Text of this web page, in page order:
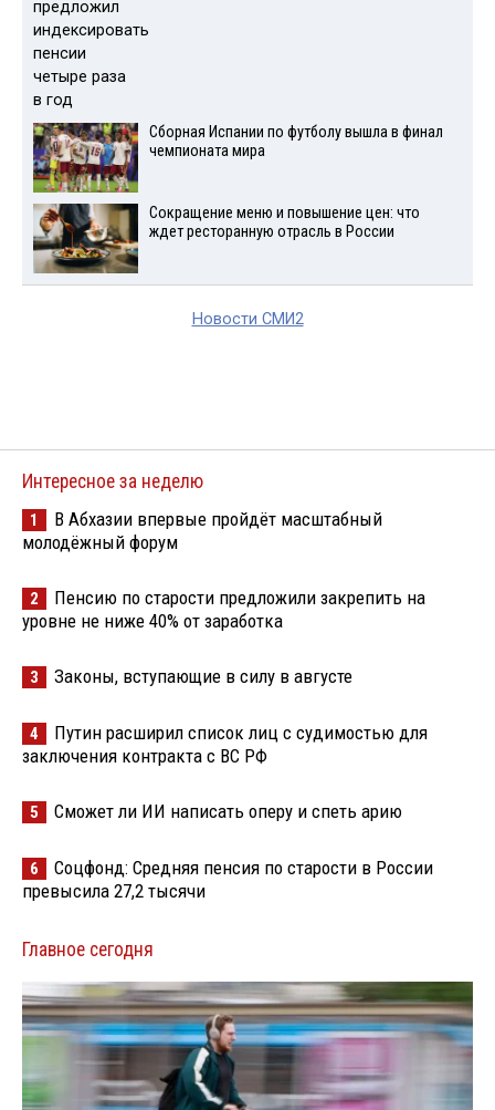
Сборная Испании по футболу вышла в финал
чемпионата мира
Сокращение меню и повышение цен: что
ждет ресторанную отрасль в России
Новости СМИ2
Интересное за неделю
1
В Абхазии впервые пройдёт масштабный
молодёжный форум
2
Пенсию по старости предложили закрепить на
уровне не ниже 40% от заработка
3 Законы, вступающие в силу в августе
4
Путин расширил список лиц с судимостью для
заключения контракта с ВС РФ
5 Сможет ли ИИ написать оперу и спеть арию
6
Соцфонд: Средняя пенсия по старости в России
превысила 27,2 тысячи
Главное сегодня